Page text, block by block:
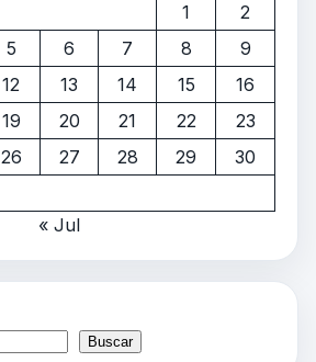
1
2
5 6 7 8
9
12 13 14 15
16
19 20 21 22
23
26 27 28 29
30
« Jul
Buscar